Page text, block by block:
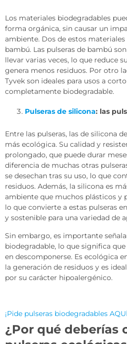
Los materiales biodegradables
forma orgánica, sin causar un
ambiente. Dos de estos materiales
bambú. Las pulseras de bambú
llevar varias veces, lo que reduce
genera menos residuos. Por otro
Tyvek son ideales para usos a
completamente biodegradable.
Pulseras de silicona: las
Entre las pulseras, las de silicona
más ecológica. Su calidad y
prolongado, que puede durar
diferencia de muchas otras
se desechan tras su uso, lo que
residuos. Además, la silicona es
ambiente que muchos plásticos y
lo que convierte a estas pulseras
y sostenible para una variedad de
Sin embargo, es importante
biodegradable, lo que significa
en descomponerse. Es ecológica
la generación de residuos y es
por su carácter hipoalergénico.
¡Pide pulseras biodegradables
¿Por qué deberías